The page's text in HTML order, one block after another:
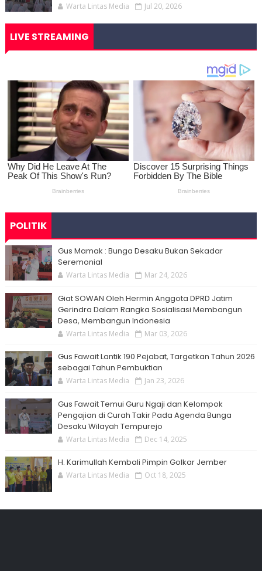
Warta Lintas Media Jul 20, 2026
LIVE STREAMING
POLITIK
Gus Mamak : Bunga Desaku Bukan Sekadar
Seremonial
Warta Lintas Media Mar 24, 2026
Giat SOWAN Oleh Hermin Anggota DPRD Jatim
Gerindra Dalam Rangka Sosialisasi Membangun
Desa, Membangun Indonesia
Warta Lintas Media Mar 03, 2026
Gus Fawait Lantik 190 Pejabat, Targetkan Tahun 2026
sebagai Tahun Pembuktian
Warta Lintas Media Jan 23, 2026
Gus Fawait Temui Guru Ngaji dan Kelompok
Pengajian di Curah Takir Pada Agenda Bunga
Desaku Wilayah Tempurejo
Warta Lintas Media Dec 14, 2025
H. Karimullah Kembali Pimpin Golkar Jember
Warta Lintas Media Oct 18, 2025